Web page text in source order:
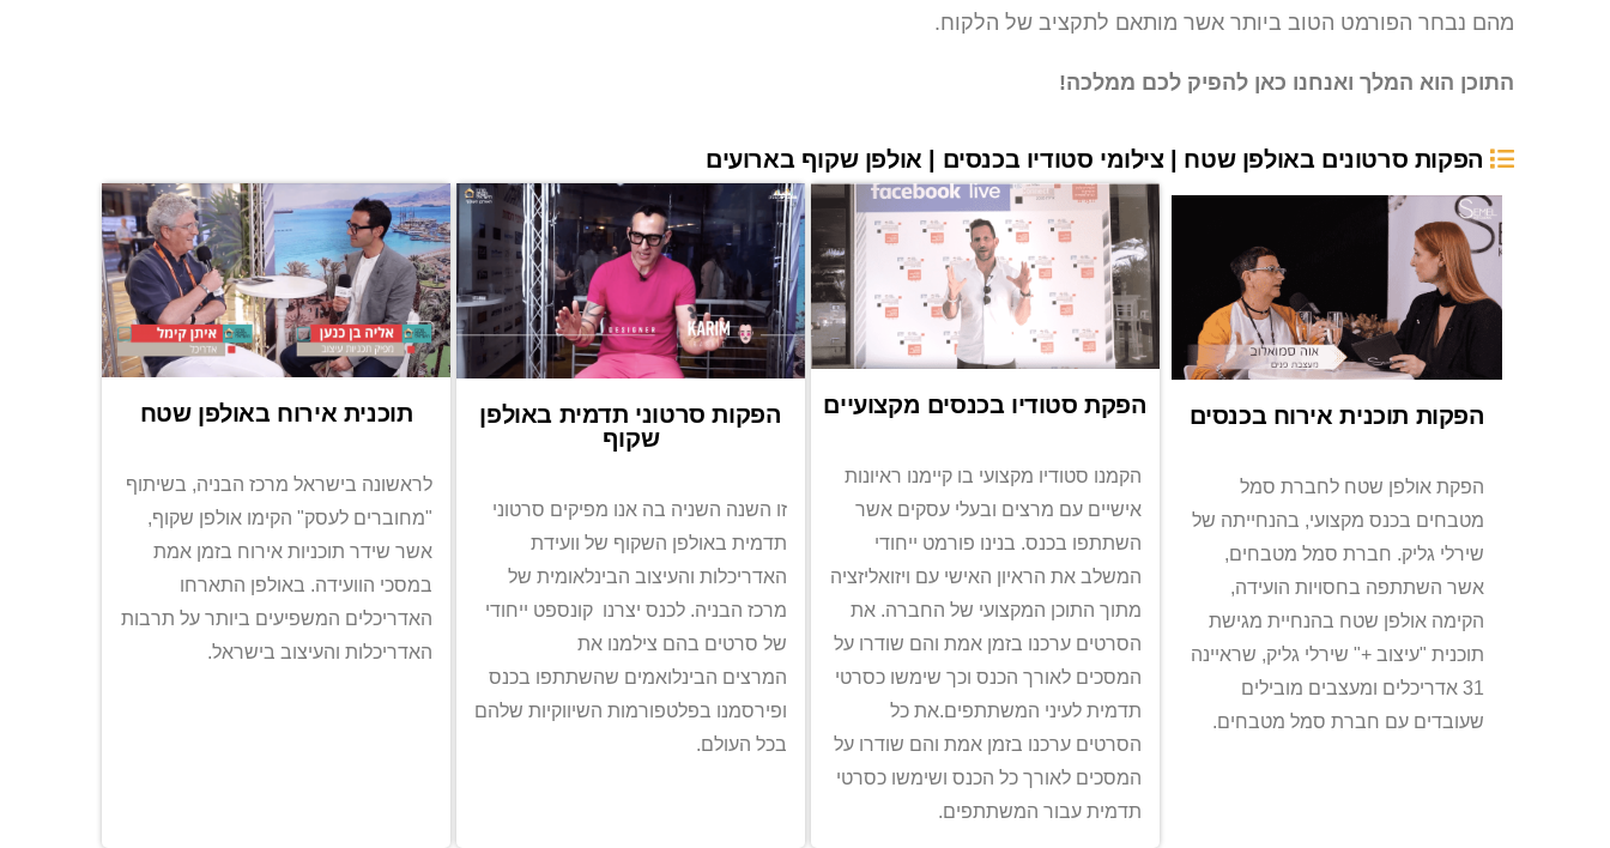
מהם נבחר הפורמט הטוב ביותר אשר מותאם לתקציב של הלקוח.
התוכן הוא המלך ואנחנו כאן להפיק לכם ממלכה!
הפקות סרטונים באולפן שטח | צילומי סטודיו בכנסים | אולפן שקוף בארועים
הפקות תוכנית אירוח בכנסים
הפקת אולפן שטח לחברת סמל
מטבחים בכנס מקצועי, בהנחייתה של
שירלי גליק. חברת סמל מטבחים,
אשר השתתפה בחסויות הועידה,
הקימה אולפן שטח בהנחיית מגישת
תוכנית "עיצוב +" שירלי גליק, שראיינה
31 אדריכלים ומעצבים מובילים
שעובדים עם חברת סמל מטבחים.
הפקת סטודיו בכנסים מקצועיים
הקמנו סטודיו מקצועי בו קיימנו ראיונות
אישיים עם מרצים ובעלי עסקים אשר
השתתפו בכנס. בנינו פורמט ייחודי
המשלב את הראיון האישי עם ויזואליזציה
מתוך התוכן המקצועי של החברה. את
הסרטים ערכנו בזמן אמת והם שודרו על
המסכים לאורך הכנס וכך שימשו כסרטי
תדמית לעיני המשתתפים.את כל
הסרטים ערכנו בזמן אמת והם שודרו על
המסכים לאורך כל הכנס ושימשו כסרטי
תדמית עבור המשתתפים.
הפקות סרטוני תדמית באולפן
שקוף
זו השנה השניה בה אנו מפיקים סרטוני
תדמית באולפן השקוף של וועידת
האדריכלות והעיצוב הבינלאומית של
מרכז הבניה. לכנס יצרנו קונספט ייחודי
של סרטים בהם צילמנו את
המרצים הבינלואמים שהשתתפו בכנס
ופירסמנו בפלטפורמות השיווקיות שלהם
בכל העולם.
תוכנית אירוח באולפן שטח
לראשונה בישראל מרכז הבניה, בשיתוף
"מחוברים לעסק" הקימו אולפן שקוף,
אשר שידר תוכניות אירוח בזמן אמת
במסכי הוועידה. באולפן התארחו
האדריכלים המשפיעים ביותר על תרבות
האדריכלות והעיצוב בישראל.